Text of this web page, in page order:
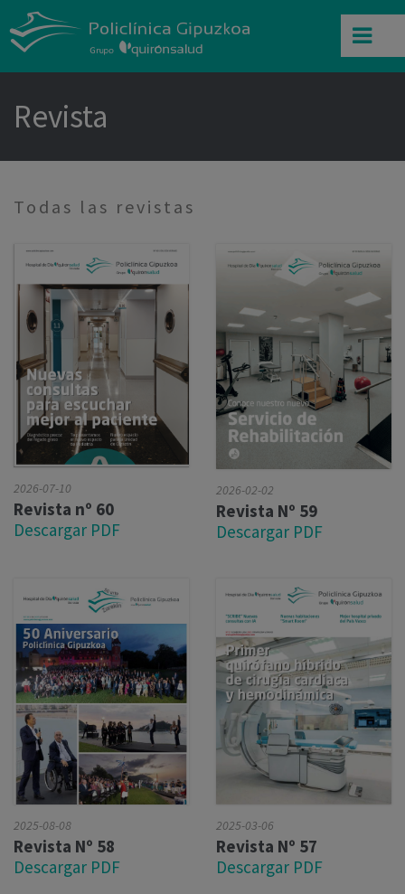
Revista
Todas las revistas
2026-07-10
Revista nº 60
Descargar PDF
2026-02-02
Revista Nº 59
Descargar PDF
2025-08-08
Revista Nº 58
Descargar PDF
2025-03-06
Revista Nº 57
Descargar PDF